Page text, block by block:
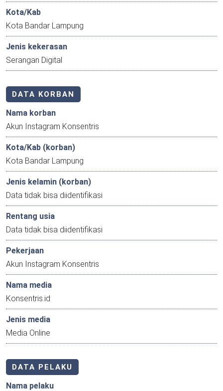
Kota/Kab
Kota Bandar Lampung
Jenis kekerasan
Serangan Digital
DATA KORBAN
Nama korban
Akun Instagram Konsentris
Kota/Kab (korban)
Kota Bandar Lampung
Jenis kelamin (korban)
Data tidak bisa diidentifikasi
Rentang usia
Data tidak bisa diidentifikasi
Pekerjaan
Akun Instagram Konsentris
Nama media
Konsentris.id
Jenis media
Media Online
DATA PELAKU
Nama pelaku